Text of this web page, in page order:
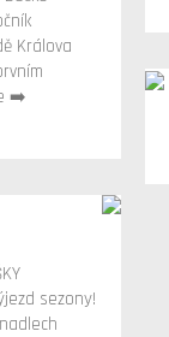
Králova
➡️
sezony!